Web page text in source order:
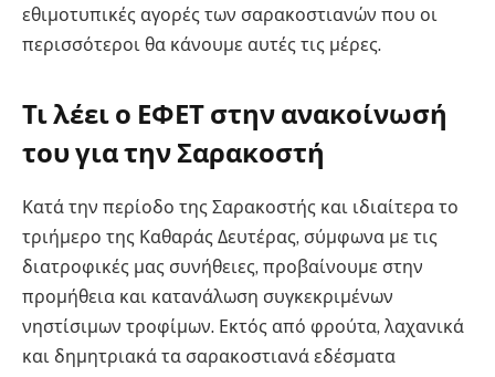
εθιμοτυπικές αγορές των σαρακοστιανών που οι
περισσότεροι θα κάνουμε αυτές τις μέρες.
Τι λέει ο ΕΦΕΤ στην ανακοίνωσή
του για την Σαρακοστή
Κατά την περίοδο της Σαρακοστής και ιδιαίτερα το
τριήμερο της Καθαράς Δευτέρας, σύμφωνα με τις
διατροφικές μας συνήθειες, προβαίνουμε στην
προμήθεια και κατανάλωση συγκεκριμένων
νηστίσιμων τροφίμων. Εκτός από φρούτα, λαχανικά
και δημητριακά τα σαρακοστιανά εδέσματα